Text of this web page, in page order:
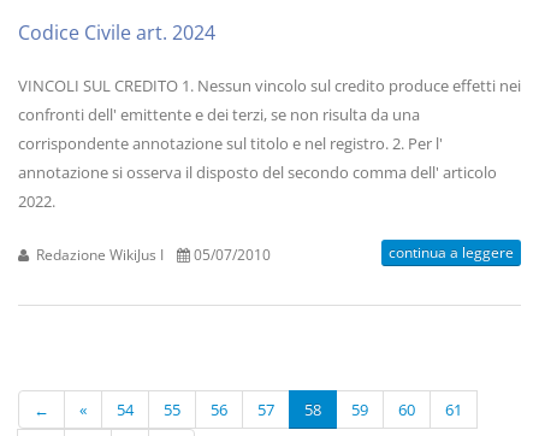
Codice Civile art. 2024
VINCOLI SUL CREDITO 1. Nessun vincolo sul credito produce effetti nei
confronti dell' emittente e dei terzi, se non risulta da una
corrispondente annotazione sul titolo e nel registro. 2. Per l'
annotazione si osserva il disposto del secondo comma dell' articolo
2022.
Redazione WikiJus I 05/07/2010 continua a leggere
← « 54 55 56 57 58 59 60
61